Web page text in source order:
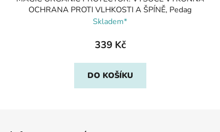
OCHRANA PROTI VLHKOSTI A ŠPÍNĚ, Pedag
Skladem*
339 Kč
DO KOŠÍKU